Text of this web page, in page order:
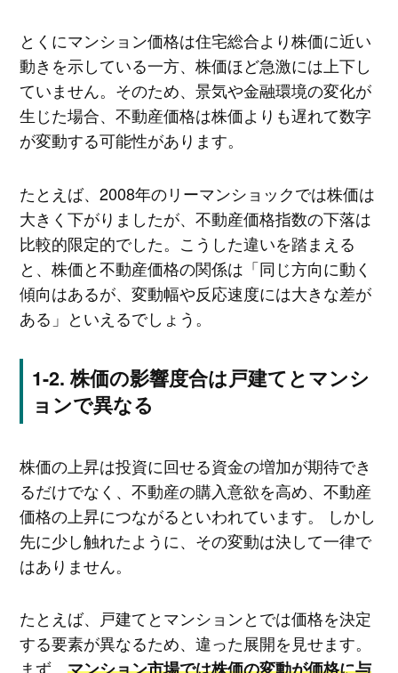
とくにマンション価格は住宅総合より株価に近い
動きを示している一方、株価ほど急激には上下し
ていません。そのため、景気や金融環境の変化が
生じた場合、不動産価格は株価よりも遅れて数字
が変動する可能性があります。
たとえば、2008年のリーマンショックでは株価は
大きく下がりましたが、不動産価格指数の下落は
比較的限定的でした。こうした違いを踏まえる
と、株価と不動産価格の関係は「同じ方向に動く
傾向はあるが、変動幅や反応速度には大きな差が
ある」といえるでしょう。
株価の影響度合は戸建てとマンシ
ョンで異なる
株価の上昇は投資に回せる資金の増加が期待でき
るだけでなく、不動産の購入意欲を高め、不動産
価格の上昇につながるといわれています。 しかし
先に少し触れたように、その変動は決して一律で
はありません。
たとえば、戸建てとマンションとでは価格を決定
する要素が異なるため、違った展開を見せます。
まず、